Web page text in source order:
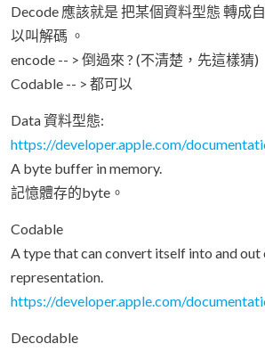
Decode 應該就是 把某個資料型態 轉成
以叫解碼 。
encode -- > 倒過來 ? (不清楚，先這樣猜)
Codable -- > 都可以
Data 資料型態:
https://developer.apple.com/
A byte buffer in memory.
記憶體存的byte。
Codable
A type that can convert itself into and out
representation.
https://developer.apple.com/
Decodable